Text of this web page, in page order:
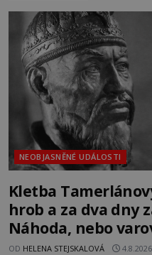
mezi vůdce
skutečně jistou
NEOBJASNĚNÉ UDÁLOSTI
Kletba
hrob a za dva dny
Náhoda, nebo
OD HELENA STEJSKALOVÁ 4.8.2026